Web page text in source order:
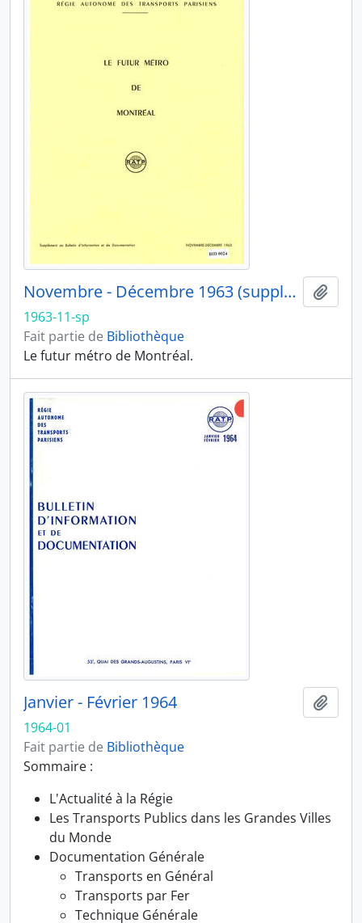
Novembre - Décembre 1963 (supplément)
1963-11-sp
Fait partie de Bibliothèque
Le futur métro de Montréal.
Janvier - Février 1964
1964-01
Fait partie de Bibliothèque
Sommaire :
L'Actualité à la Régie
Les Transports Publics dans les Grandes Villes
du Monde
Documentation Générale
Transports en Général
Transports par Fer
Technique Générale